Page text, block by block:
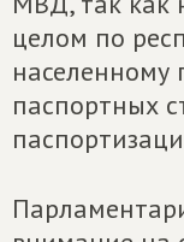
целом по
населенному
паспортных